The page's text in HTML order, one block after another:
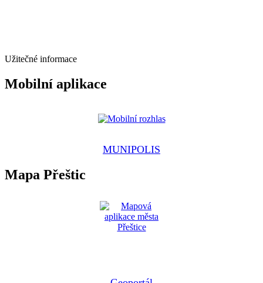
Užitečné informace
Mobilní aplikace
MUNIPOLIS
Mapa Přeštic